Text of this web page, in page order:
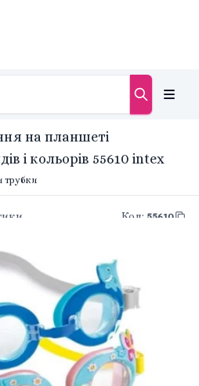
на планшеті
і кольорів 55610 intex
трубки
Код: 55610